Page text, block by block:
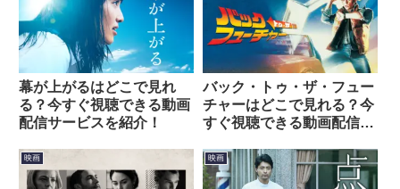
幕が上がるはどこで見れ
る？今すぐ視聴できる動画
配信サービスを紹介！
バック・トゥ・ザ・フュー
チャーはどこで見れる？今
すぐ視聴できる動画配信サ
映画 映画